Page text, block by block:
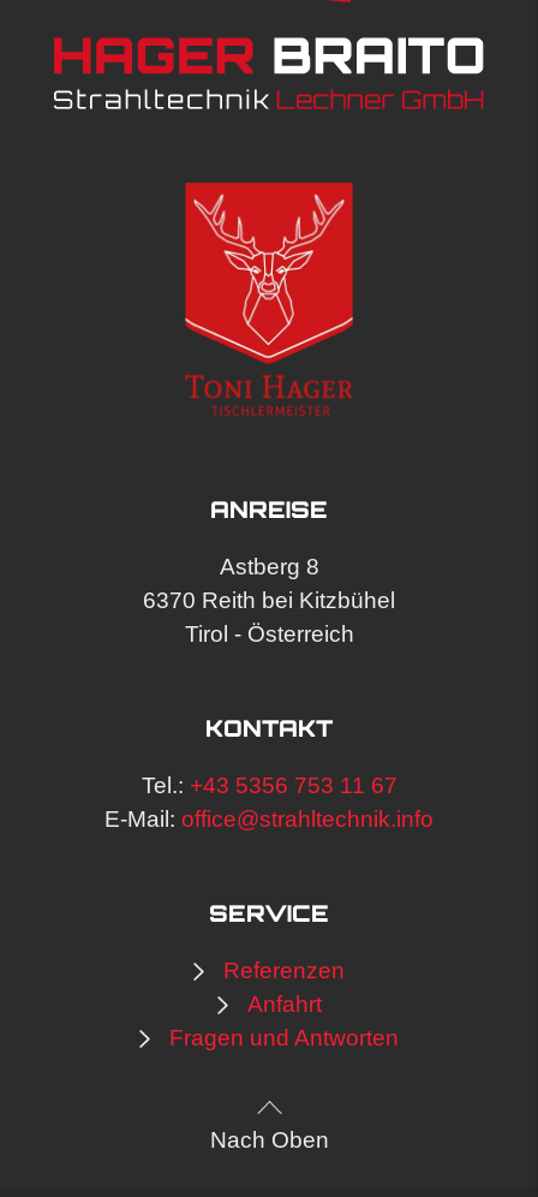
ANREISE
Astberg 8
6370 Reith bei Kitzbühel
Tirol - Österreich
KONTAKT
Tel.: +43 5356 753 11 67
E-Mail: office@strahltechnik.info
SERVICE
Referenzen
Anfahrt
Fragen und Antworten
Nach Oben